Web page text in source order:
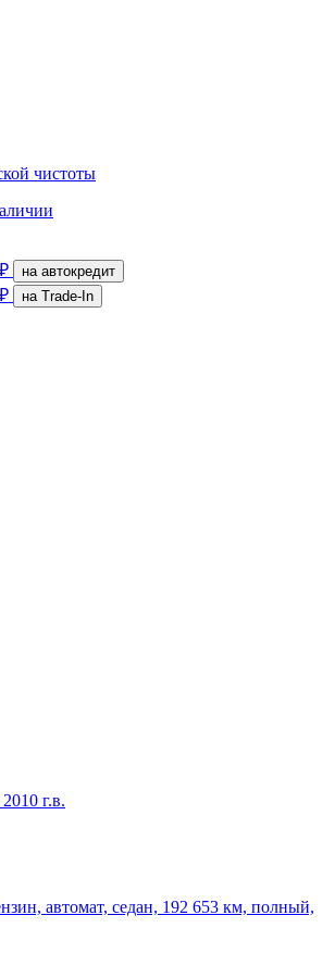
чистоты
на автокредит
на Trade-In
2010 г.в.
автомат, седан, 192 653 км, полный,